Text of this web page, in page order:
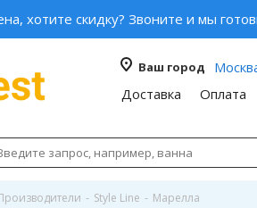
хотите скидку? Звоните и мы
Ваш город
Доставка
Оплата
- Style Line - Марелла